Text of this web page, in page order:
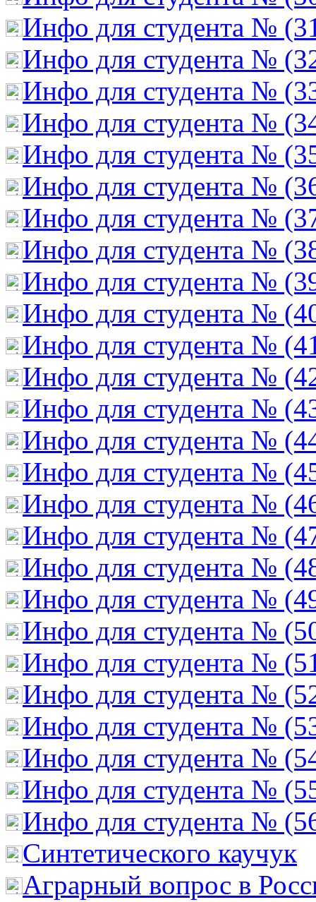
Инфо для студента №
Инфо для студента №
Инфо для студента №
Инфо для студента №
Инфо для студента №
Инфо для студента №
Инфо для студента №
Инфо для студента №
Инфо для студента №
Инфо для студента №
Инфо для студента №
Инфо для студента №
Инфо для студента №
Инфо для студента №
Инфо для студента №
Инфо для студента №
Инфо для студента №
Инфо для студента №
Инфо для студента №
Инфо для студента №
Инфо для студента №
Инфо для студента №
Инфо для студента №
Инфо для студента №
Инфо для студента №
Инфо для студента №
Cинтетического каучук
Аграрный вопрос в